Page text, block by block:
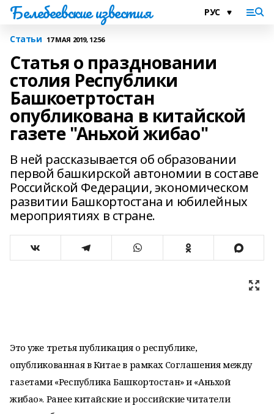
Белебеевские известия
Статьи 17 МАЯ 2019, 12:56
Статья о праздновании
столия Республики
Башкоетртостан
опубликована в китайской
газете "Аньхой жибао"
В ней рассказывается об образовании
первой башкирской автономии в составе
Российской Федерации, экономическом
развитии Башкортостана и юбилейных
мероприятиях в стране.
Это уже третья публикация о республике,
опубликованная в Китае в рамках Соглашения между
газетами «Республика Башкортостан» и «Аньхой
жибао». Ранее китайские и российские читатели